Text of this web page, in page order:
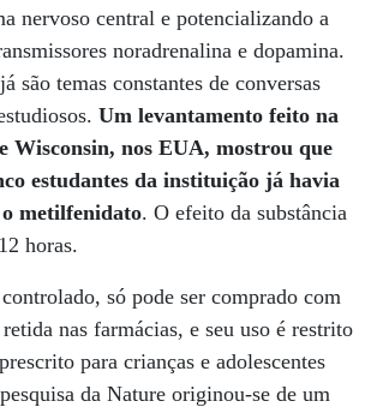
nervoso central e potencializando a
noradrenalina e dopamina.
são temas constantes de conversas
Um levantamento feito na
Wisconsin, nos EUA, mostrou que
estudantes da instituição já havia
metilfenidato. O efeito da substância
horas.
só pode ser comprado com
nas farmácias, e seu uso é restrito
para crianças e adolescentes
da Nature originou-se de um